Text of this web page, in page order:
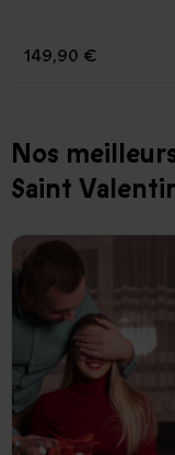
149,90 €
Nos
Saint